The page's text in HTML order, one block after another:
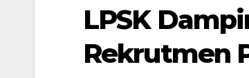
LPSK
Rekrutmen